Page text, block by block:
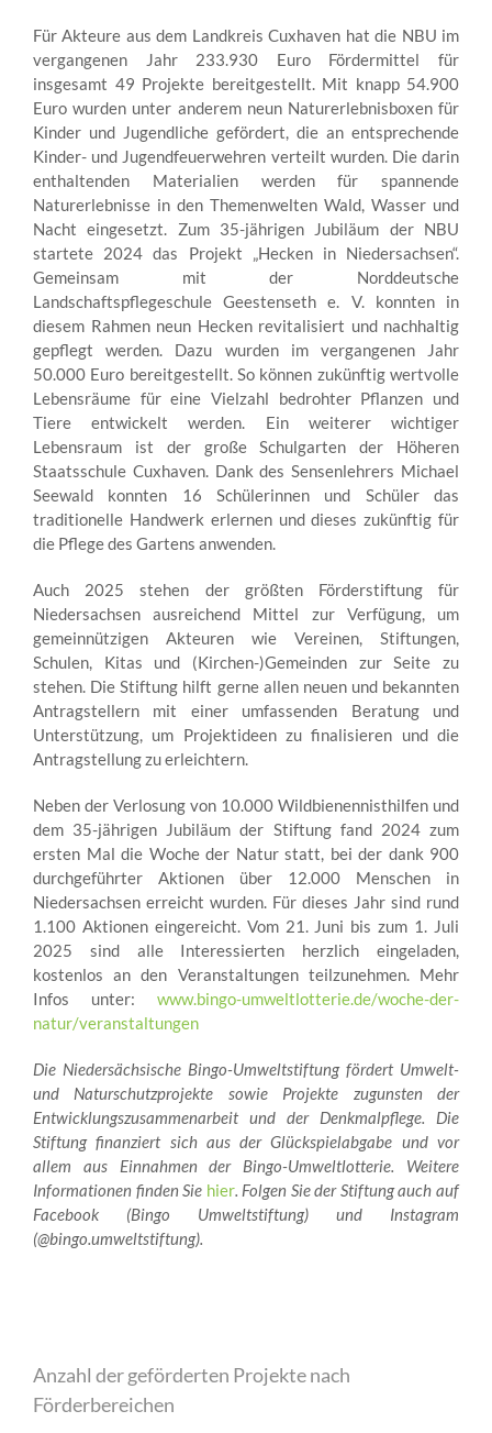
Für Akteure aus dem Landkreis Cuxhaven hat die NBU im
vergangenen Jahr 233.930 Euro Fördermittel für
insgesamt 49 Projekte bereitgestellt. Mit knapp 54.900
Euro wurden unter anderem neun Naturerlebnisboxen für
Kinder und Jugendliche gefördert, die an entsprechende
Kinder- und Jugendfeuerwehren verteilt wurden. Die darin
enthaltenden Materialien werden für spannende
Naturerlebnisse in den Themenwelten Wald, Wasser und
Nacht eingesetzt. Zum 35-jährigen Jubiläum der NBU
startete 2024 das Projekt „Hecken in Niedersachsen“.
Gemeinsam mit der Norddeutsche
Landschaftspflegeschule Geestenseth e. V. konnten in
diesem Rahmen neun Hecken revitalisiert und nachhaltig
gepflegt werden. Dazu wurden im vergangenen Jahr
50.000 Euro bereitgestellt. So können zukünftig wertvolle
Lebensräume für eine Vielzahl bedrohter Pflanzen und
Tiere entwickelt werden. Ein weiterer wichtiger
Lebensraum ist der große Schulgarten der Höheren
Staatsschule Cuxhaven. Dank des Sensenlehrers Michael
Seewald konnten 16 Schülerinnen und Schüler das
traditionelle Handwerk erlernen und dieses zukünftig für
die Pflege des Gartens anwenden.
Auch 2025 stehen der größten Förderstiftung für
Niedersachsen ausreichend Mittel zur Verfügung, um
gemeinnützigen Akteuren wie Vereinen, Stiftungen,
Schulen, Kitas und (Kirchen-)Gemeinden zur Seite zu
stehen. Die Stiftung hilft gerne allen neuen und bekannten
Antragstellern mit einer umfassenden Beratung und
Unterstützung, um Projektideen zu finalisieren und die
Antragstellung zu erleichtern.
Neben der Verlosung von 10.000 Wildbienennisthilfen und
dem 35-jährigen Jubiläum der Stiftung fand 2024 zum
ersten Mal die Woche der Natur statt, bei der dank 900
durchgeführter Aktionen über 12.000 Menschen in
Niedersachsen erreicht wurden. Für dieses Jahr sind rund
1.100 Aktionen eingereicht. Vom 21. Juni bis zum 1. Juli
2025 sind alle Interessierten herzlich eingeladen,
kostenlos an den Veranstaltungen teilzunehmen. Mehr
Infos unter: www.bingo-umweltlotterie.de/woche-der-
natur/veranstaltungen
Die Niedersächsische Bingo-Umweltstiftung fördert Umwelt-
und Naturschutzprojekte sowie Projekte zugunsten der
Entwicklungszusammenarbeit und der Denkmalpflege. Die
Stiftung finanziert sich aus der Glückspielabgabe und vor
allem aus Einnahmen der Bingo-Umweltlotterie. Weitere
Informationen finden Sie hier. Folgen Sie der Stiftung auch auf
Facebook (Bingo Umweltstiftung) und Instagram
(@bingo.umweltstiftung).
Anzahl der geförderten Projekte nach
Förderbereichen